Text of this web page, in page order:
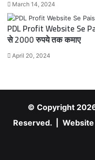
March 14, 2024
PDL Profit Website Se
से 2000 रुपये तक कमाए
April 20, 2024
© Copyright
Reserved. | Website